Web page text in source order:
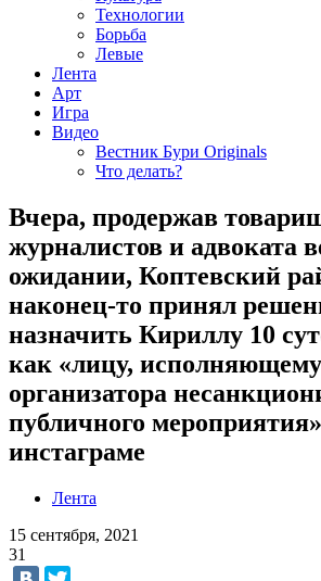
Технологии
Борьба
Левые
Лента
Арт
Игра
Видео
Вестник Бури Originals
Что делать?
Вчера, продержав
журналистов и адвоката
ожидании, Коптевский
наконец-то принял
назначить Кириллу 10
как «лицу,
организатора
публичного
инстаграме
Лента
15 сентября, 2021
31